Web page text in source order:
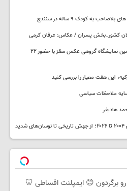
به کودک ۹ ساله در سنندج
کشور_بخش پسران / عکاس: عرفان کرمی
این هفت معیار را بررسی کنید
ملاحظات سیاسی
هادیفر